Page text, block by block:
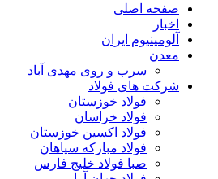
صفحه اصلی
اخبار
آلومینیوم ایران
معدن
سرب و روی مهدی آباد
شرکت های فولاد
فولاد خوزستان
فولاد خراسان
فولاد اکسین خوزستان
فولاد مبارکه سپاهان
صبا فولاد خلیج فارس